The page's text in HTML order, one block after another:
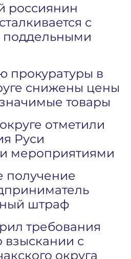
россиянин
с
прокуратуры в
снижены цены
товары
отметили
Руси
мероприятиями
получение
штраф
требования
взыскании с
округа